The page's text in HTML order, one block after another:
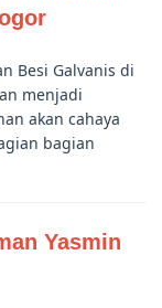
Besi Galvanis di
menjadi
akan cahaya
bagian
Yasmin